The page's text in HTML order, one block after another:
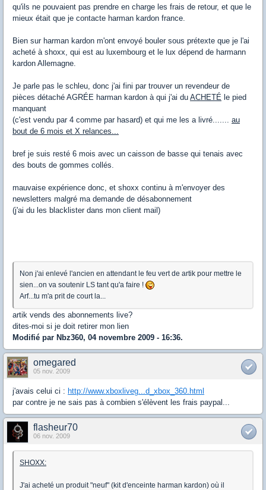
qu'ils ne pouvaient pas prendre en charge les frais de retour, et que le
mieux était que je contacte harman kardon france.
Bien sur harman kardon m'ont envoyé bouler sous prétexte que je l'ai
acheté à shoxx, qui est au luxembourg et le lux dépend de harmann
kardon Allemagne.
Je parle pas le schleu, donc j'ai fini par trouver un revendeur de
pièces détaché AGRÉE harman kardon à qui j'ai du ACHETÉ le pied
manquant
(c'est vendu par 4 comme par hasard) et qui me les a livré....... au
bout de 6 mois et X relances...
bref je suis resté 6 mois avec un caisson de basse qui tenais avec
des bouts de gommes collés.
mauvaise expérience donc, et shoxx continu à m'envoyer des
newsletters malgré ma demande de désabonnement
(j'ai du les blacklister dans mon client mail)
Non j'ai enlevé l'ancien en attendant le feu vert de artik pour mettre le
sien...on va soutenir LS tant qu'a faire !
Arf...tu m'a prit de court la...
artik vends des abonnements live?
dites-moi si je doit retirer mon lien
Modifié par Nbz360, 04 novembre 2009 - 16:36.
omegared
05 nov. 2009
j'avais celui ci : http://www.xboxliveg...d_xbox_360.html
par contre je ne sais pas à combien s'élèvent les frais paypal...
flasheur70
06 nov. 2009
SHOXX:
J'ai acheté un produit "neuf" (kit d'enceinte harman kardon) où il